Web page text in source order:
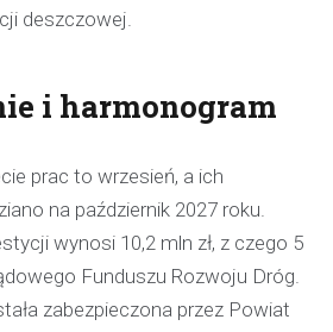
deszczowej.
i harmonogram
prac to wrzesień, a ich
na październik 2027 roku.
wynosi 10,2 mln zł, z czego 5
Funduszu Rozwoju Dróg.
zabezpieczona przez Powiat